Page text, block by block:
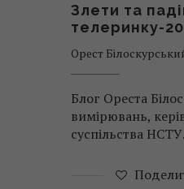
Злети та
телеринку-
Орест
Блог Ореста
вимірювань,
суспільства НСТУ.